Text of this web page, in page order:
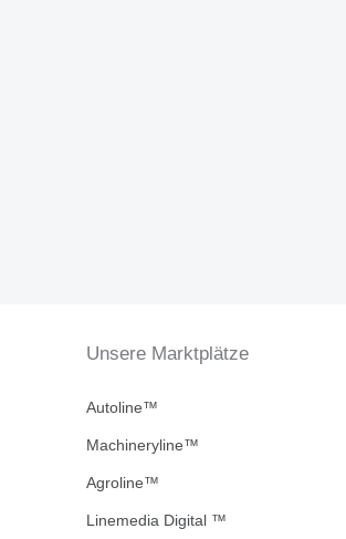
Unsere Marktplätze
Autoline™
Machineryline™
Agroline™
Linemedia Digital ™